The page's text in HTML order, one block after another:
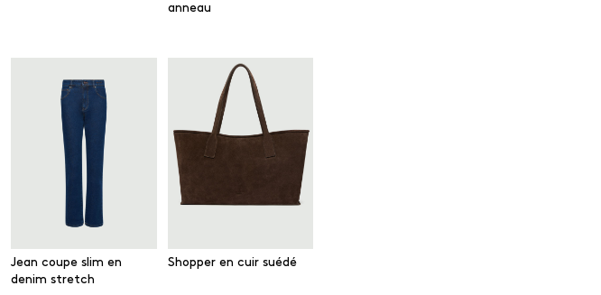
anneau
Jean coupe slim en
denim stretch
Shopper en cuir suédé